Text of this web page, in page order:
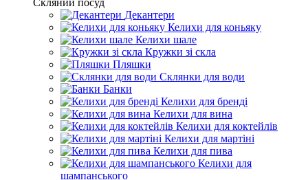
Скляний посуд
Декантери
Келихи для коньяку
Келихи шале
Кружки зі скла
Пляшки
Склянки для води
Банки
Келихи для бренді
Келихи для вина
Келихи для коктейлів
Келихи для мартіні
Келихи для пива
Келихи для
шампанського